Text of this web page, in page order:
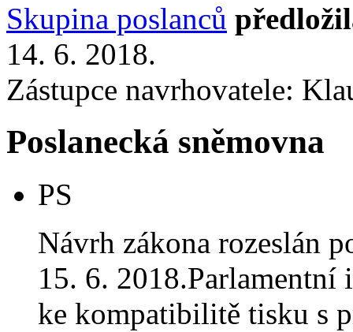
Skupina poslanců
14. 6. 2018.
Zástupce navrhovatele:
Poslanecká sněmovna
PS
Návrh zákona rozeslán
15. 6.
ke kompatibilitě tisku s